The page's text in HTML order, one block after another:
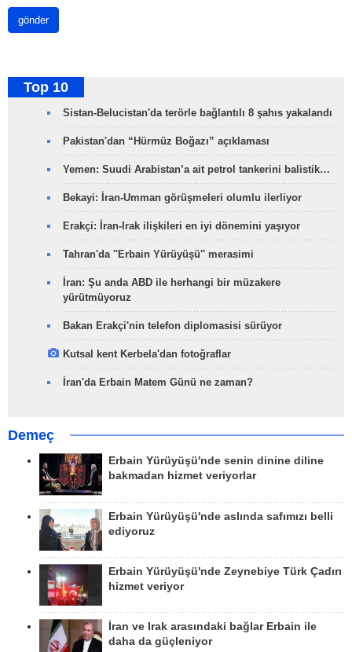
gönder
Top 10
Sistan-Belucistan'da terörle bağlantılı 8 şahıs yakalandı
Pakistan'dan “Hürmüz Boğazı” açıklaması
Yemen: Suudi Arabistan’a ait petrol tankerini balistik…
Bekayi: İran-Umman görüşmeleri olumlu ilerliyor
Erakçi: İran-Irak ilişkileri en iyi dönemini yaşıyor
Tahran'da ''Erbain Yürüyüşü'' merasimi
İran: Şu anda ABD ile herhangi bir müzakere
yürütmüyoruz
Bakan Erakçi'nin telefon diplomasisi sürüyor
Kutsal kent Kerbela'dan fotoğraflar
İran'da Erbain Matem Günü ne zaman?
Demeç
Erbain Yürüyüşü'nde senin dinine diline
bakmadan hizmet veriyorlar
Erbain Yürüyüşü'nde aslında safımızı belli
ediyoruz
Erbain Yürüyüşü'nde Zeynebiye Türk Çadırı
hizmet veriyor
İran ve Irak arasındaki bağlar Erbain ile
daha da güçleniyor